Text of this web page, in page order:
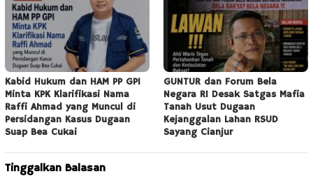
Kabid Hukum dan HAM PP GPI
Minta KPK Klarifikasi Nama
Raffi Ahmad yang Muncul di
Persidangan Kasus Dugaan
Suap Bea Cukai
GUNTUR dan Forum Bela
Negara RI Desak Satgas Mafia
Tanah Usut Dugaan
Kejanggalan Lahan RSUD
Sayang Cianjur
Tinggalkan Balasan